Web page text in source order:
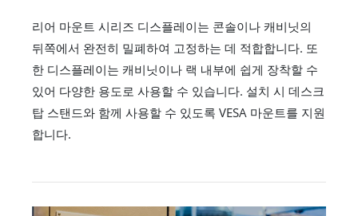
리어 마운트 시리즈 디스플레이는 콘솔이나 캐비닛의
뒤쪽에서 완전히 밀폐하여 고정하는 데 적합합니다. 또
한 디스플레이는 캐비닛이나 랙 내부에 쉽게 장착할 수
있어 다양한 용도로 사용할 수 있습니다. 설치 시 데스크
탑 스탠드와 함께 사용할 수 있도록 VESA 마운트를 지원
합니다.